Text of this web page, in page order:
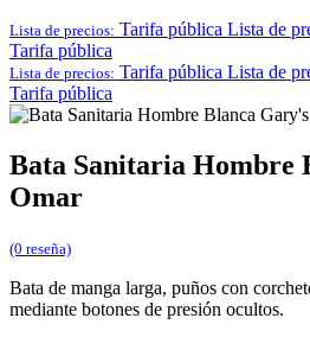
Lista de precios: Tarifa pública Lista de
Tarifa pública
Lista de precios: Tarifa pública Lista de
Tarifa pública
Bata Sanitaria Hombre
Omar
(0 reseña)
Bata de manga larga, puños con
mediante botones de presión ocultos.